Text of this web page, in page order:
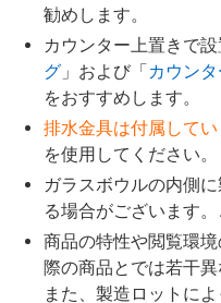
勧めします。
カウンター上置きで
グ 」および「カウン
をおすすめします。
排水金具は付属してい
を使用してください。
ガラスボウルの内側
る場合がございます。
商品の特性や閲覧環
際の商品とでは若干異
また、製造ロットに